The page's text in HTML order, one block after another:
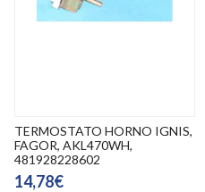
TERMOSTATO HORNO IGNIS,
FAGOR, AKL470WH,
481928228602
14,78€